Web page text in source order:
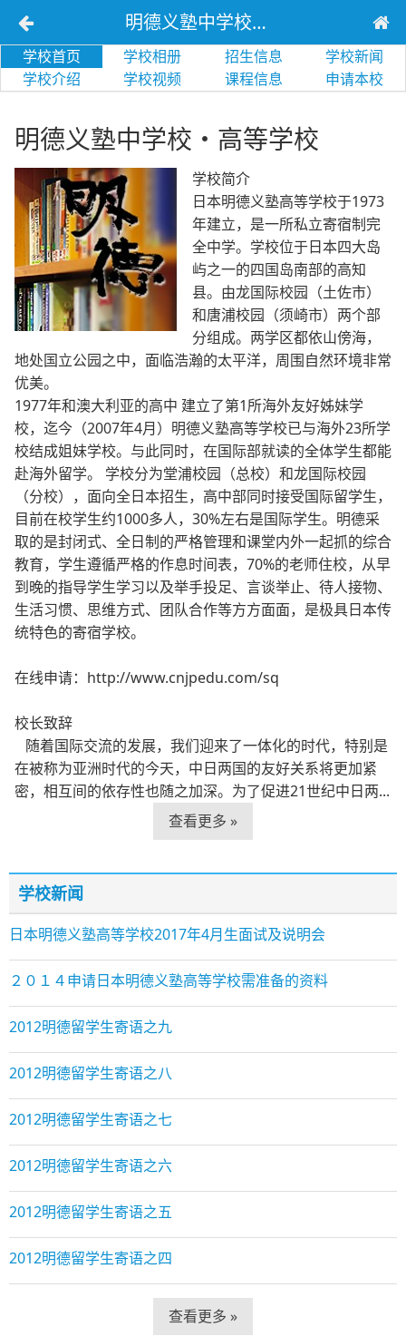
明德义塾中学校・高等学校
学校首页 学校相册 招生信息
学校新闻
学校介绍
学校视频 课程信息 申请本校
明德义塾中学校・高等学校
学校简介
日本明德义塾高等学校于1973
年建立，是一所私立寄宿制完
全中学。学校位于日本四大岛
屿之一的四国岛南部的高知
县。由龙国际校园（土佐市）
和唐浦校园（须崎市）两个部
分组成。两学区都依山傍海，
地处国立公园之中，面临浩瀚的太平洋，周围自然环境非常
优美。
1977年和澳大利亚的高中 建立了第1所海外友好姊妹学
校，迄今（2007年4月）明德义塾高等学校已与海外23所学
校结成姐妹学校。与此同时，在国际部就读的全体学生都能
赴海外留学。 学校分为堂浦校园（总校）和龙国际校园
（分校），面向全日本招生，高中部同时接受国际留学生，
目前在校学生约1000多人，30%左右是国际学生。明德采
取的是封闭式、全日制的严格管理和课堂内外一起抓的综合
教育，学生遵循严格的作息时间表，70%的老师住校，从早
到晚的指导学生学习以及举手投足、言谈举止、待人接物、
生活习惯、思维方式、团队合作等方方面面，是极具日本传
统特色的寄宿学校。
在线申请：http://www.cnjpedu.com/sq
校长致辞
随着国际交流的发展，我们迎来了一体化的时代，特别是
在被称为亚洲时代的今天，中日两国的友好关系将更加紧
密，相互间的依存性也随之加深。为了促进21世纪中日两...
查看更多 »
学校新闻
日本明德义塾高等学校2017年4月生面试及说明会
２０１４申请日本明德义塾高等学校需准备的资料
2012明德留学生寄语之九
2012明德留学生寄语之八
2012明德留学生寄语之七
2012明德留学生寄语之六
2012明德留学生寄语之五
2012明德留学生寄语之四
查看更多 »